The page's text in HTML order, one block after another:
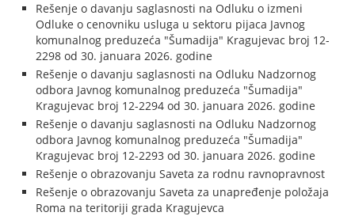
Rešenje o davanju saglasnosti na Odluku o izmeni
Odluke o cenovniku usluga u sektoru pijaca Javnog
komunalnog preduzeća "Šumadija" Kragujevac broj 12-
2298 od 30. januara 2026. godine
Rešenje o davanju saglasnosti na Odluku Nadzornog
odbora Javnog komunalnog preduzeća "Šumadija"
Kragujevac broj 12-2294 od 30. januara 2026. godine
Rešenje o davanju saglasnosti na Odluku Nadzornog
odbora Javnog komunalnog preduzeća "Šumadija"
Kragujevac broj 12-2293 od 30. januara 2026. godine
Rešenje o obrazovanju Saveta za rodnu ravnopravnost
Rešenje o obrazovanju Saveta za unapređenje položaja
Roma na teritoriji grada Kragujevca